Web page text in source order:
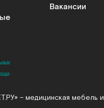
Вакансии
– медицинская мебель и